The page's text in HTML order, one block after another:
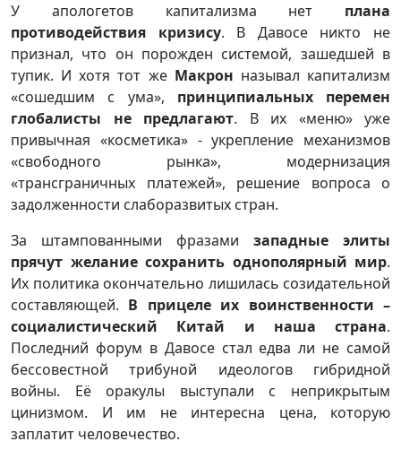
У апологетов капитализма нет плана
противодействия кризису. В Давосе никто не
признал, что он порожден системой, зашедшей в
тупик. И хотя тот же Макрон называл капитализм
«сошедшим с ума», принципиальных перемен
глобалисты не предлагают. В их «меню» уже
привычная «косметика» - укрепление механизмов
«свободного рынка», модернизация
«трансграничных платежей», решение вопроса о
задолженности слаборазвитых стран.
За штампованными фразами западные элиты
прячут желание сохранить однополярный мир.
Их политика окончательно лишилась созидательной
составляющей. В прицеле их воинственности –
социалистический Китай и наша страна.
Последний форум в Давосе стал едва ли не самой
бессовестной трибуной идеологов гибридной
войны. Её оракулы выступали с неприкрытым
цинизмом. И им не интересна цена, которую
заплатит человечество.